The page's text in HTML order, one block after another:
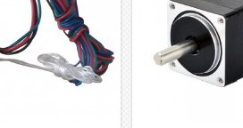
Modelle dieser Baugröße bieten in der Regel
kompatibel ist. Überprüfen Sie das